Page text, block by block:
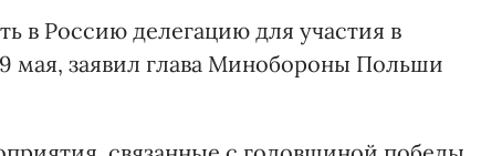
в Россию делегацию для участия в
мая, заявил глава Минобороны Польши